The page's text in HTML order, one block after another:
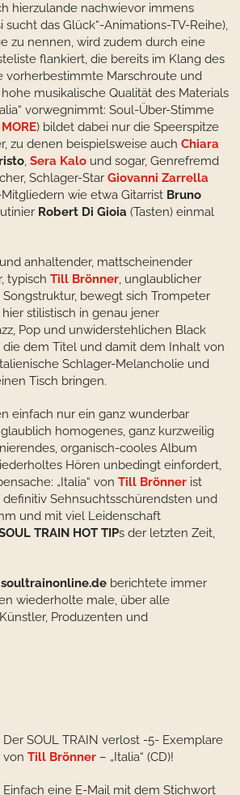
hierzulande nachwievor immens
sucht das Glück“-Animations-TV-Reihe),
zu nennen, wird zudem durch eine
flankiert, die bereits im Klang des
vorherbestimmte Marschroute und
musikalische Qualität des Materials
vorwegnimmt: Soul-Über-Stimme
) bildet dabei nur die Speerspitze
zu denen beispielsweise auch Chiara
, Sera Kalo und sogar, Genrefremd
Schlager-Star Giovanni Zarrella
wie etwa Gitarrist Bruno
Robert Di Gioia (Tasten) einmal
anhaltender, mattscheinender
typisch Till Brönner, unglaublicher
Songstruktur, bewegt sich Trompeter
stilistisch in genau jener
Pop und unwiderstehlichen Black
die dem Titel und damit dem Inhalt von
Schlager-Melancholie und
Tisch bringen.
einfach nur ein ganz wunderbar
homogenes, ganz kurzweilig
organisch-cooles Album
Hören unbedingt einfordert,
„Italia“ von Till Brönner ist
Sehnsuchtsschürendsten und
und mit viel Leidenschaft
TRAIN HOT TIPs der letzten Zeit,
soultrainonline.de berichtete immer
wiederholte male, über alle
Produzenten und
Der SOUL TRAIN verlost -5- Exemplare
von Till Brönner – „Italia“ (CD)!
Einfach eine E-Mail mit dem Stichwort